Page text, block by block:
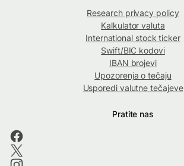
Research privacy policy
Kalkulator valuta
International stock ticker
Swift/BIC kodovi
IBAN brojevi
Upozorenja o tečaju
Usporedi valutne tečajeve
Pratite nas